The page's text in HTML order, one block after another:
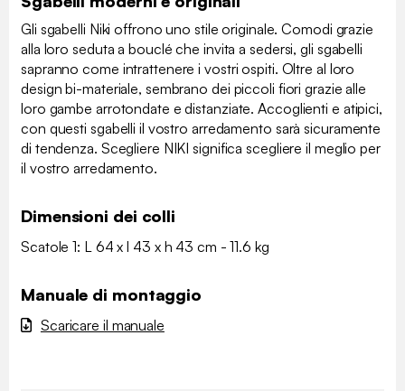
Gli sgabelli Niki offrono uno stile originale. Comodi grazie
alla loro seduta a bouclé che invita a sedersi, gli sgabelli
sapranno come intrattenere i vostri ospiti. Oltre al loro
design bi-materiale, sembrano dei piccoli fiori grazie alle
loro gambe arrotondate e distanziate. Accoglienti e atipici,
con questi sgabelli il vostro arredamento sarà sicuramente
di tendenza. Scegliere NIKI significa scegliere il meglio per
il vostro arredamento.
Dimensioni dei colli
Scatole 1: L 64 x l 43 x h 43 cm - 11.6 kg
Manuale di montaggio
Scaricare il manuale